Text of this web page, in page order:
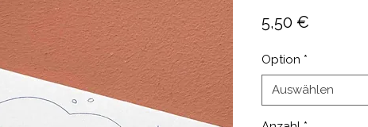
5,50 €
Option *
Auswählen